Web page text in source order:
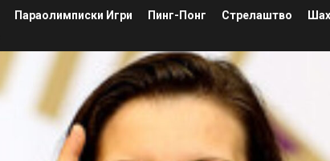
Параолимписки Игри Пинг-Понг Стрелаштво
Шах